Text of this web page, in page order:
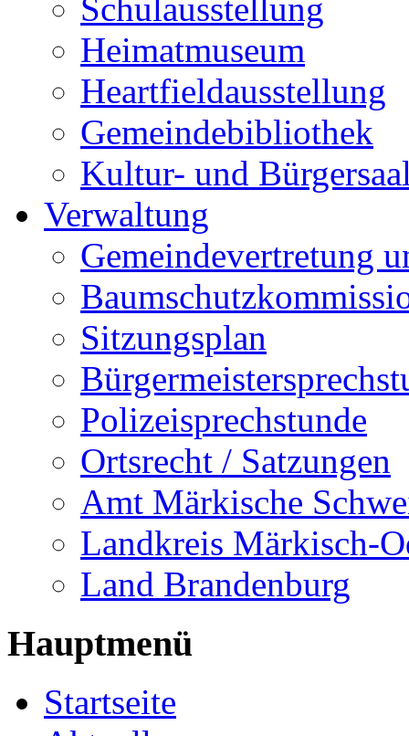
Schulausstellung
Heimatmuseum
Heartfieldausstellung
Gemeindebibliothek
Kultur- und
Verwaltung
Gemeindevertretung
Sitzungsplan
Polizeisprechstunde
Ortsrecht / Satzungen
Amt Märkische
Landkreis Märkisch-
Land Brandenburg
Hauptmenü
Startseite